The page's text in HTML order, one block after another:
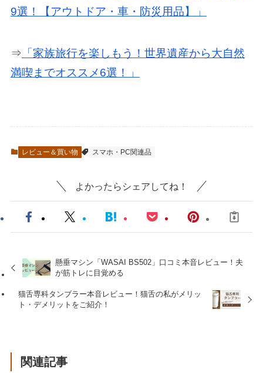
9選！【アウトドア・車・防災用品】」
⇒ 「家族旅行を楽しもう！世界遺産から大自然
満喫までオススメ6選！」
レビュー＆買い物 スマホ・PC関連品
よかったらシェアしてね！
懸垂マシン「WASAI BS502」口コミ本音レビュー！夫
が筋トレに目覚める
猫舌専科タンブラー本音レビュー！猫舌の私がメリッ
ト・デメリットをご紹介！
関連記事